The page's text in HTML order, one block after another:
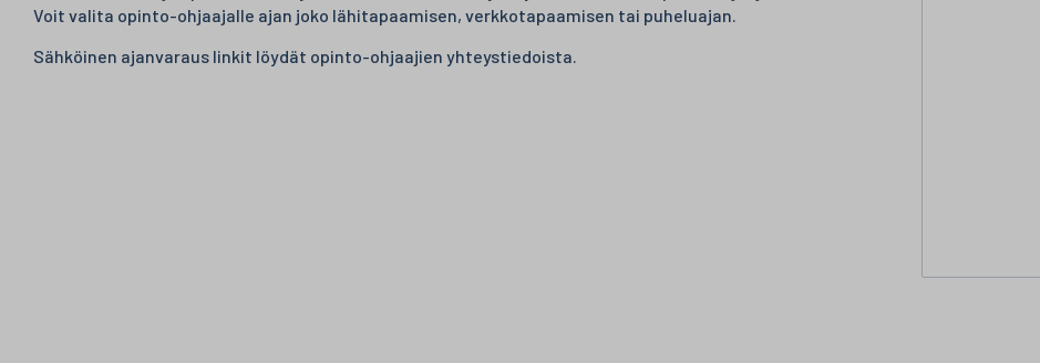
Voit valita opinto-ohjaajalle ajan joko lähitapaamisen, verkkotapaamisen tai puheluajan.
Sähköinen ajanvaraus linkit löydät opinto-ohjaajien yhteystiedoista.